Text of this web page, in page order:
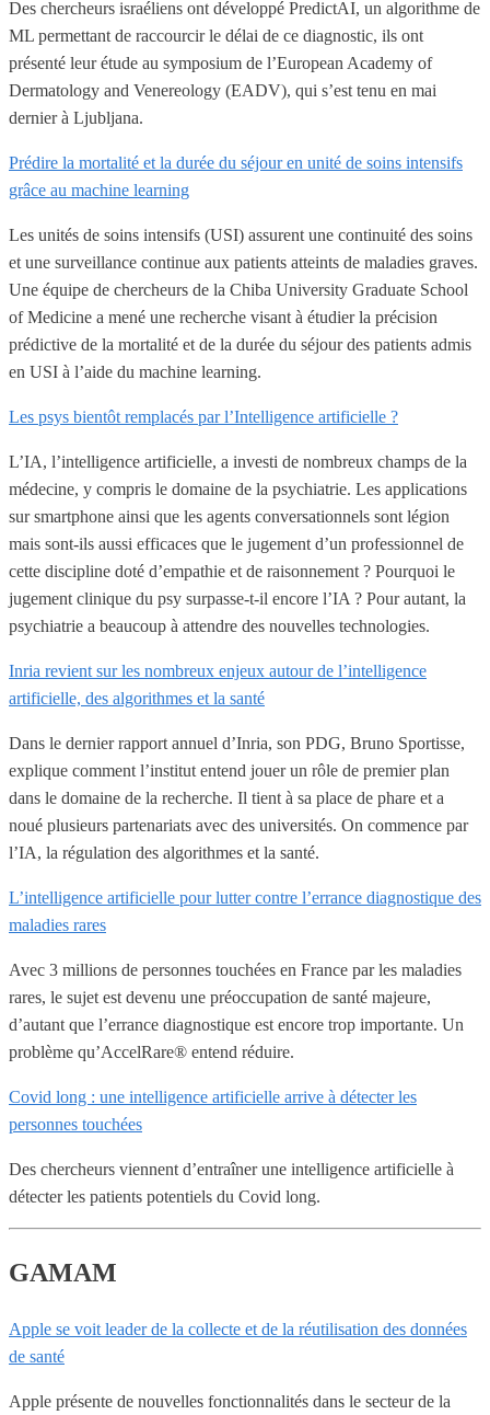
Des chercheurs israéliens ont développé PredictAI, un algorithme de
ML permettant de raccourcir le délai de ce diagnostic, ils ont
présenté leur étude au symposium de l’European Academy of
Dermatology and Venereology (EADV), qui s’est tenu en mai
dernier à Ljubljana.
Prédire la mortalité et la durée du séjour en unité de soins intensifs
grâce au machine learning
Les unités de soins intensifs (USI) assurent une continuité des soins
et une surveillance continue aux patients atteints de maladies graves.
Une équipe de chercheurs de la Chiba University Graduate School
of Medicine a mené une recherche visant à étudier la précision
prédictive de la mortalité et de la durée du séjour des patients admis
en USI à l’aide du machine learning.
Les psys bientôt remplacés par l’Intelligence artificielle ?
L’IA, l’intelligence artificielle, a investi de nombreux champs de la
médecine, y compris le domaine de la psychiatrie. Les applications
sur smartphone ainsi que les agents conversationnels sont légion
mais sont-ils aussi efficaces que le jugement d’un professionnel de
cette discipline doté d’empathie et de raisonnement ? Pourquoi le
jugement clinique du psy surpasse-t-il encore l’IA ? Pour autant, la
psychiatrie a beaucoup à attendre des nouvelles technologies.
Inria revient sur les nombreux enjeux autour de l’intelligence
artificielle, des algorithmes et la santé
Dans le dernier rapport annuel d’Inria, son PDG, Bruno Sportisse,
explique comment l’institut entend jouer un rôle de premier plan
dans le domaine de la recherche. Il tient à sa place de phare et a
noué plusieurs partenariats avec des universités. On commence par
l’IA, la régulation des algorithmes et la santé.
L’intelligence artificielle pour lutter contre l’errance diagnostique des
maladies rares
Avec 3 millions de personnes touchées en France par les maladies
rares, le sujet est devenu une préoccupation de santé majeure,
d’autant que l’errance diagnostique est encore trop importante. Un
problème qu’AccelRare® entend réduire.
Covid long : une intelligence artificielle arrive à détecter les
personnes touchées
Des chercheurs viennent d’entraîner une intelligence artificielle à
détecter les patients potentiels du Covid long.
GAMAM
Apple se voit leader de la collecte et de la réutilisation des données
de santé
Apple présente de nouvelles fonctionnalités dans le secteur de la